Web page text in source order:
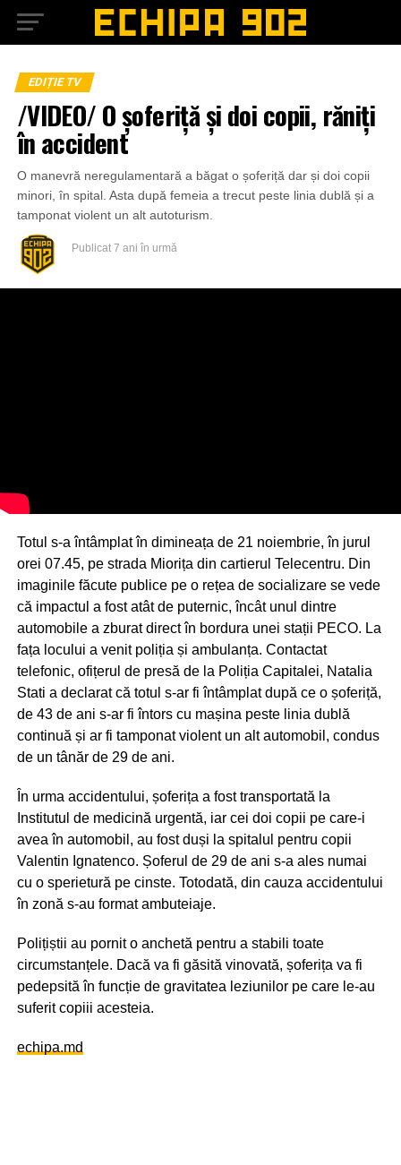
EDIȚIE TV
/VIDEO/ O șoferiță și doi copii, răniți
în accident
O manevră neregulamentară a băgat o șoferiță dar și doi copii
minori, în spital. Asta după femeia a trecut peste linia dublă și a
tamponat violent un alt autoturism.
Publicat 7 ani în urmă
Totul s-a întâmplat în dimineața de 21 noiembrie, în jurul
orei 07.45, pe strada Miorița din cartierul Telecentru. Din
imaginile făcute publice pe o rețea de socializare se vede
că impactul a fost atât de puternic, încât unul dintre
automobile a zburat direct în bordura unei stații PECO. La
fața locului a venit poliția și ambulanța. Contactat
telefonic, ofițerul de presă de la Poliția Capitalei, Natalia
Stati a declarat că totul s-ar fi întâmplat după ce o șoferiță,
de 43 de ani s-ar fi întors cu mașina peste linia dublă
continuă și ar fi tamponat violent un alt automobil, condus
de un tânăr de 29 de ani.
În urma accidentului, șoferița a fost transportată la
Institutul de medicină urgentă, iar cei doi copii pe care-i
avea în automobil, au fost duși la spitalul pentru copii
Valentin Ignatenco. Șoferul de 29 de ani s-a ales numai
cu o sperietură pe cinste. Totodată, din cauza accidentului
în zonă s-au format ambuteiaje.
Polițiștii au pornit o anchetă pentru a stabili toate
circumstanțele. Dacă va fi găsită vinovată, șoferița va fi
pedepsită în funcție de gravitatea leziunilor pe care le-au
suferit copiii acesteia.
echipa.md